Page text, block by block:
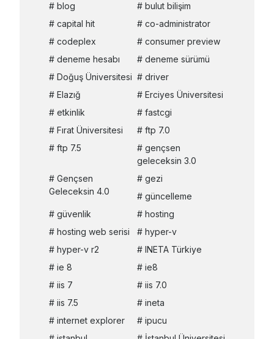
blog
bulut bilişim
capital hit
co-administrator
codeplex
consumer preview
deneme hesabı
deneme sürümü
Doğuş Üniversitesi
driver
Elazığ
Erciyes Üniversitesi
etkinlik
fastcgi
Fırat Üniversitesi
ftp 7.0
ftp 7.5
gençsen
geleceksin 3.0
Gençsen
Geleceksin 4.0
gezi
güncelleme
güvenlik
hosting
hosting web serisi
hyper-v
hyper-v r2
INETA Türkiye
ie 8
ie8
iis 7
iis 7.0
iis 7.5
ineta
internet explorer
ipucu